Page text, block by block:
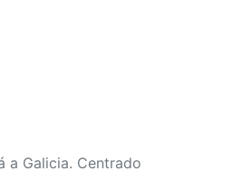
a Galicia. Centrado